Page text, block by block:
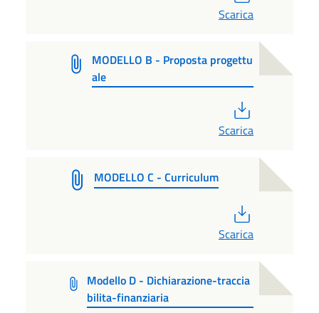
Scarica
MODELLO B - Proposta progettu
ale
Scarica
MODELLO C - Curriculum
Scarica
Modello D - Dichiarazione-traccia
bilita-finanziaria